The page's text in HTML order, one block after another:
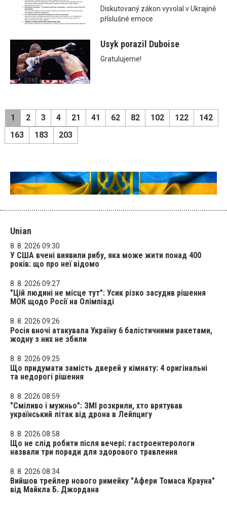
Diskutovaný zákon vyvolal v Ukrajině
příslušné emoce
Usyk porazil Duboise
Gratulujeme!
1 2 3 4 21 41 62 82 102 122
142
163
183 203
Unian
8. 8. 2026 09:30
У США вчені виявили рибу, яка може жити понад 400
років: що про неї відомо
8. 8. 2026 09:27
"Цій людині не місце тут": Усик різко засудив рішення
МОК щодо Росії на Олімпіаді
8. 8. 2026 09:26
Росія вночі атакувала Україну 6 балістичними ракетами,
жодну з них не збили
8. 8. 2026 09:25
Що придумати замість дверей у кімнату: 4 оригінальні
та недорогі рішення
8. 8. 2026 08:59
"Сміливо і мужньо": ЗМІ розкрили, хто врятував
український літак від дрона в Лейпцигу
8. 8. 2026 08:58
Що не слід робити після вечері: гастроентерологи
назвали три поради для здорового травлення
8. 8. 2026 08:34
Вийшов трейлер нового римейку "Афери Томаса Крауна"
від Майкла Б. Джордана